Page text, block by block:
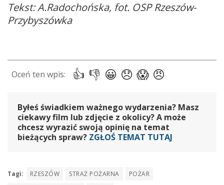
Tekst: A.Radochońska, fot. OSP Rzeszów-
Przybyszówka
Byłeś świadkiem ważnego wydarzenia? Masz
ciekawy film lub zdjęcie z okolicy? A może
chcesz wyrazić swoją opinię na temat
bieżących spraw? ZGŁOŚ TEMAT TUTAJ
Tagi: RZESZÓW STRAŻ POŻARNA
POŻAR